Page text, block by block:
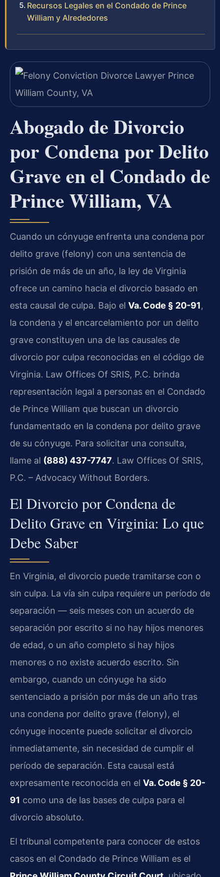
Recursos Legales en el Condado de Prince
William y Alrededores
Abogado de Divorcio
por Condena por Delito
Grave en el Condado de
Prince William, VA
Cuando un cónyuge enfrenta una condena por
delito grave (felony) con una sentencia de
prisión de más de un año, la ley de Virginia
ofrece un camino hacia el divorcio basado en
esta causal de culpa. Bajo el Va. Code § 20-91,
la condena y el encarcelamiento por un delito
grave constituyen una de las causales de
divorcio por culpa reconocidas en el código de
Virginia. Law Offices Of SRIS, P.C. brinda
representación legal a personas en el Condado
de Prince William que buscan un divorcio
fundamentado en la condena por delito grave
de su cónyuge. Para solicitar una consulta,
llame al (888) 437-7747. Law Offices Of SRIS,
P.C. – Advocacy Without Borders.
El Divorcio por Condena de
Delito Grave en Virginia: Lo que
Debe Saber
En Virginia, el divorcio puede tramitarse con o
sin culpa. La vía sin culpa requiere un período de
separación — seis meses con un acuerdo de
separación por escrito si no hay hijos menores
de edad, o un año completo si hay hijos
menores o no existe acuerdo escrito. Sin
embargo, cuando un cónyuge ha sido
sentenciado a prisión por más de un año tras
una condena por delito grave (felony), el
cónyuge inocente puede solicitar el divorcio
inmediatamente, sin necesidad de cumplir el
período de separación. Esta causal está
expresamente reconocida en el Va. Code § 20-
91 como una de las bases de culpa para el
divorcio absoluto.
El tribunal competente para conocer de estos
casos en el Condado de Prince William es el